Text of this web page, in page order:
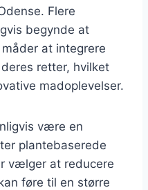
Flere
begynde at
at integrere
retter, hvilket
madoplevelser.
være en
plantebaserede
vælger at reducere
føre til en større